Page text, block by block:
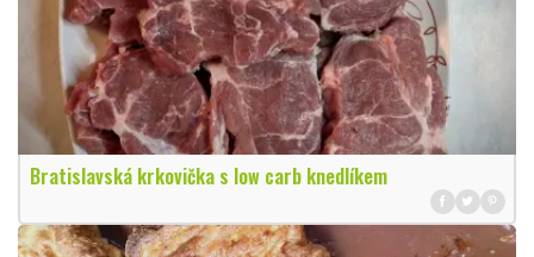
Bratislavská krkovička s low carb knedlíkem